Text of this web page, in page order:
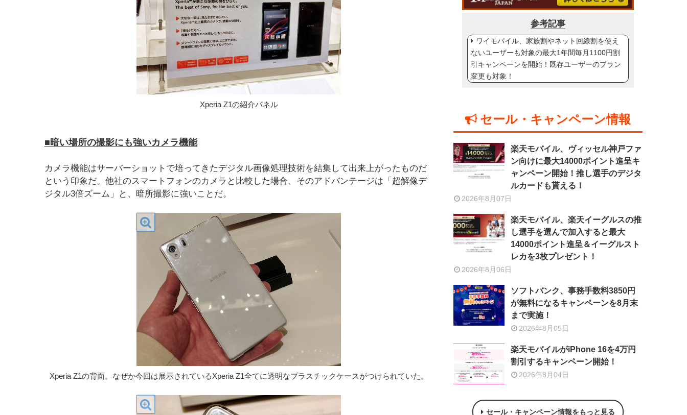
Xperia Z1の紹介パネル
■暗い場所の撮影にも強いカメラ機能
カメラ機能はサーバーショットで培ってきたデジタル画像処理技術を結集して出来上がったものだ
という印象だ。他社のスマートフォンのカメラと比較した場合、そのアドバンテージは「超解像デ
ジタル3倍ズーム」と、暗所撮影に強いことだ。
Xperia Z1の背面。なぜか今回は展示されているXperia Z1全てに透明なプラスチックケースがつけられていた。
参考記事
ワイモバイル、家族割やネット回線割を使え
ないユーザーも対象の最大1年間毎月1100円割
引キャンペーンを開始！既存ユーザーのプラン
変更も対象！
セール・キャンペーン情報
楽天モバイル、ヴィッセル神戸ファ
ン向けに最大14000ポイント進呈キ
ャンペーン開始！推し選手のデジタ
ルカードも貰える！
2026年8月07日
楽天モバイル、楽天イーグルスの推
し選手を選んで加入すると最大
14000ポイント進呈＆イーグルスト
レカを3枚プレゼント！
2026年8月06日
ソフトバンク、事務手数料3850円
が無料になるキャンペーンを8月末
まで実施！
2026年8月05日
楽天モバイルがiPhone 16を4万円
割引するキャンペーン開始！
2026年8月04日
セール・キャンペーン情報をもっと見る